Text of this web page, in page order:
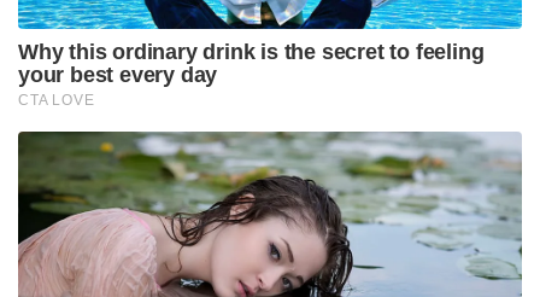
Why this ordinary drink is the secret to feeling
your best every day
CTA LOVE